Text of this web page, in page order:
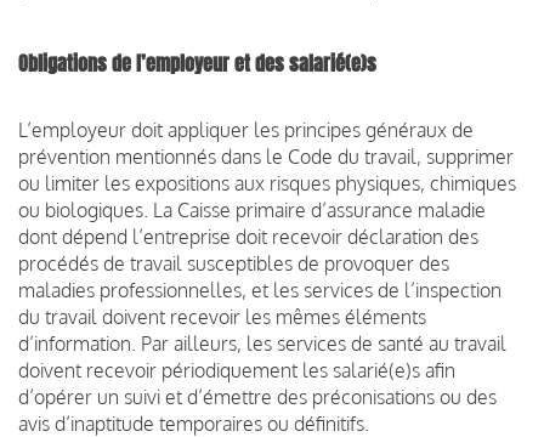
Obligations de l’employeur et des salarié(e)s
L’employeur doit appliquer les principes généraux de
prévention mentionnés dans le Code du travail, supprimer
ou limiter les expositions aux risques physiques, chimiques
ou biologiques. La Caisse primaire d’assurance maladie
dont dépend l’entreprise doit recevoir déclaration des
procédés de travail susceptibles de provoquer des
maladies professionnelles, et les services de l’inspection
du travail doivent recevoir les mêmes éléments
d’information. Par ailleurs, les services de santé au travail
doivent recevoir périodiquement les salarié(e)s afin
d’opérer un suivi et d’émettre des préconisations ou des
avis d’inaptitude temporaires ou définitifs.